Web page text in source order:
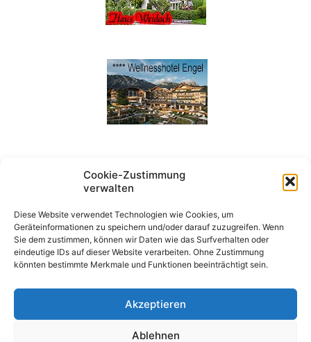
Cookie-Zustimmung
verwalten
Diese Website verwendet Technologien wie Cookies, um
Geräteinformationen zu speichern und/oder darauf zuzugreifen. Wenn
Sie dem zustimmen, können wir Daten wie das Surfverhalten oder
eindeutige IDs auf dieser Website verarbeiten. Ohne Zustimmung
könnten bestimmte Merkmale und Funktionen beeinträchtigt sein.
Akzeptieren
Ablehnen